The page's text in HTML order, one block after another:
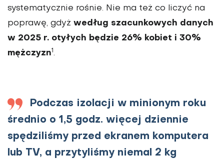
systematycznie rośnie. Nie ma też co liczyć na
poprawę, gdyż według szacunkowych danych
w 2025 r. otyłych będzie 26% kobiet i 30%
mężczyzn1.
Podczas izolacji w minionym roku
średnio o 1,5 godz. więcej dziennie
spędziliśmy przed ekranem komputera
lub TV, a przytyliśmy niemal 2 kg